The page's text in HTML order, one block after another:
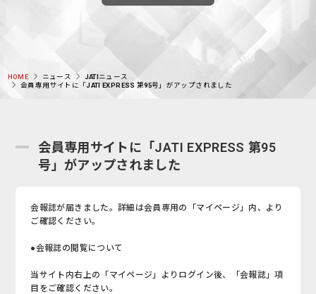
HOME ニュース
JATIニュース
会員専用サイトに「JATI EXPRESS 第95号」がアップされました
会員専用サイトに「JATI EXPRESS 第95
号」がアップされました
会報誌が届きました。詳細は会員専用の「マイページ」内、より
ご確認ください。
●会報誌の閲覧について
当サイト内右上の「マイページ」よりログイン後、「会報誌」項
目をご確認ください。